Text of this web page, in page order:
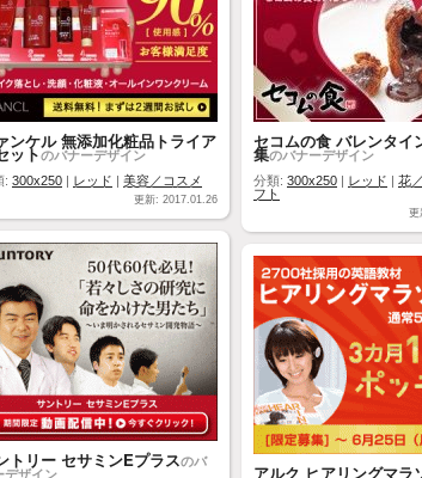
ンケル 無添加化粧品トライア
ットのバナーデザイン
: 300x250 | レッド | 美容／コスメ
更新: 2017.01.26
セコムの食 バレンタイ
集のバナーデザイン
分類: 300x250 | レッド | 花
フト
更
トリー セサミンEプラスのバ
デザイン アルク ヒアリングマラ